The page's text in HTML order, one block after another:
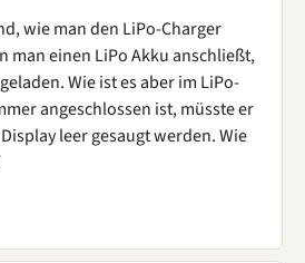
wie man den LiPo-Charger
man einen LiPo Akku anschließt,
Wie ist es aber im LiPo-
angeschlossen ist, müsste er
leer gesaugt werden. Wie